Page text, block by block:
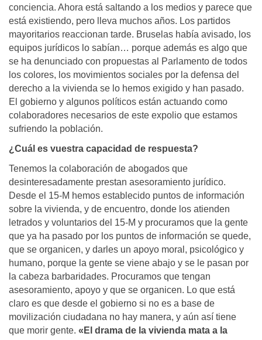
conciencia. Ahora está saltando a los medios y parece que
está existiendo, pero lleva muchos años. Los partidos
mayoritarios reaccionan tarde. Bruselas había avisado, los
equipos jurídicos lo sabían… porque además es algo que
se ha denunciado con propuestas al Parlamento de todos
los colores, los movimientos sociales por la defensa del
derecho a la vivienda se lo hemos exigido y han pasado.
El gobierno y algunos políticos están actuando como
colaboradores necesarios de este expolio que estamos
sufriendo la población.
¿Cuál es vuestra capacidad de respuesta?
Tenemos la colaboración de abogados que
desinteresadamente prestan asesoramiento jurídico.
Desde el 15-M hemos establecido puntos de información
sobre la vivienda, y de encuentro, donde los atienden
letrados y voluntarios del 15-M y procuramos que la gente
que ya ha pasado por los puntos de información se quede,
que se organicen, y darles un apoyo moral, psicológico y
humano, porque la gente se viene abajo y se le pasan por
la cabeza barbaridades. Procuramos que tengan
asesoramiento, apoyo y que se organicen. Lo que está
claro es que desde el gobierno si no es a base de
movilización ciudadana no hay manera, y aún así tiene
que morir gente. «El drama de la vivienda mata a la